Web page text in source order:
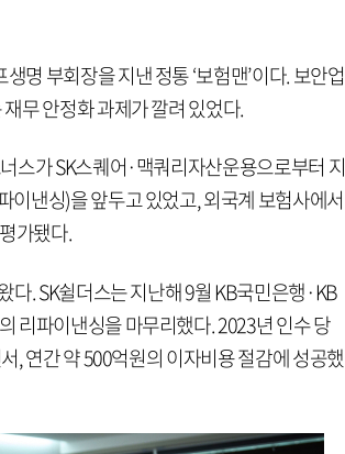
명 부회장을 지낸 정통 ‘보험맨’이다. 보안업
무 안정화 과제가 깔려 있었다.
스가 SK스퀘어·맥쿼리자산운용으로부터 지
이낸싱)을 앞두고 있었고, 외국계 보험사에서
가됐다.
다. SK쉴더스는 지난해 9월 KB국민은행·KB
리파이낸싱을 마무리했다. 2023년 인수 당
, 연간 약 500억원의 이자비용 절감에 성공했